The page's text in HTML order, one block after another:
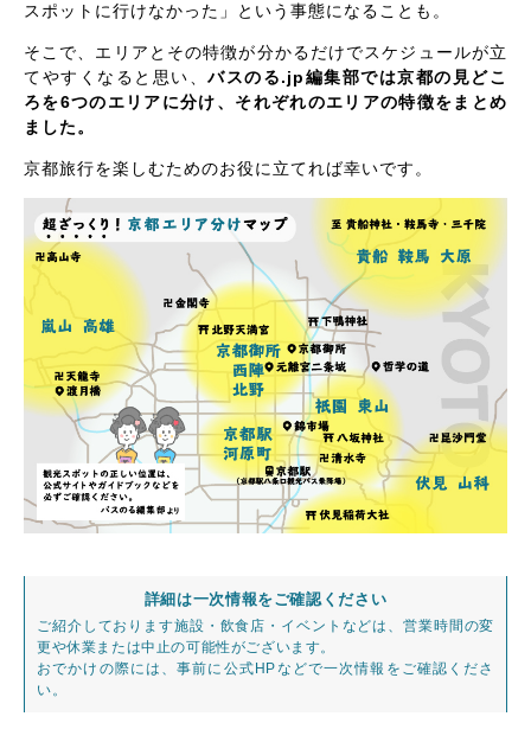
スポットに行けなかった」という事態になることも。
そこで、エリアとその特徴が分かるだけでスケジュールが立
てやすくなると思い、バスのる.jp編集部では京都の見どこ
ろを6つのエリアに分け、それぞれのエリアの特徴をまとめ
ました。
京都旅行を楽しむためのお役に立てれば幸いです。
詳細は一次情報をご確認ください
ご紹介しております施設・飲食店・イベントなどは、営業時間の変
更や休業または中止の可能性がございます。
おでかけの際には、事前に公式HPなどで一次情報をご確認くださ
い。